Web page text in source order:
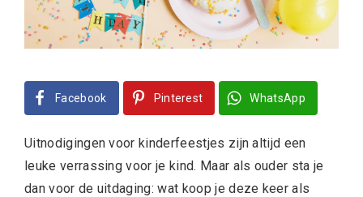
Facebook Pinterest WhatsApp
Uitnodigingen voor kinderfeestjes zijn altijd een
leuke verrassing voor je kind. Maar als ouder sta je
dan voor de uitdaging: wat koop je deze keer als